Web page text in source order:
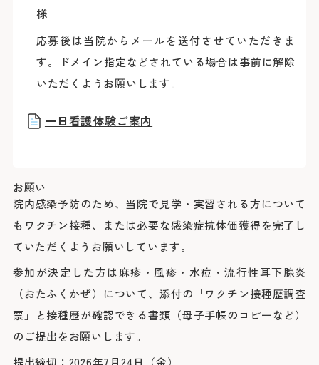
アレルギーセンター
化学療法センター
がんセンター
がん相談支援センター
救命救急センター
健診センター
呼吸器病センター
消化器病センター
入退院支援センター
認知症疾患医療センター
医療安全推進室
栄養課
看護部
感染管理室
検査部
放射線科部
薬剤部
輸血部
療養・福祉相談室
リハビリテーション課
臨床工学部
様
応募後は当院からメールを送付させていただきま
す。ドメイン指定などされている場合は事前に解除
いただくようお願いします。
一日看護体験ご案内
お願い
院内感染予防のため、当院で見学・実習される方について
もワクチン接種、または必要な感染症抗体価獲得を完了し
ていただくようお願いしています。
参加が決定した方は麻疹・風疹・水痘・流行性耳下腺炎
（おたふくかぜ）について、添付の「ワクチン接種歴調査
票」と接種歴が確認できる書類（母子手帳のコピーなど）
のご提出をお願いします。
提出締切：2026年7月24日（金）